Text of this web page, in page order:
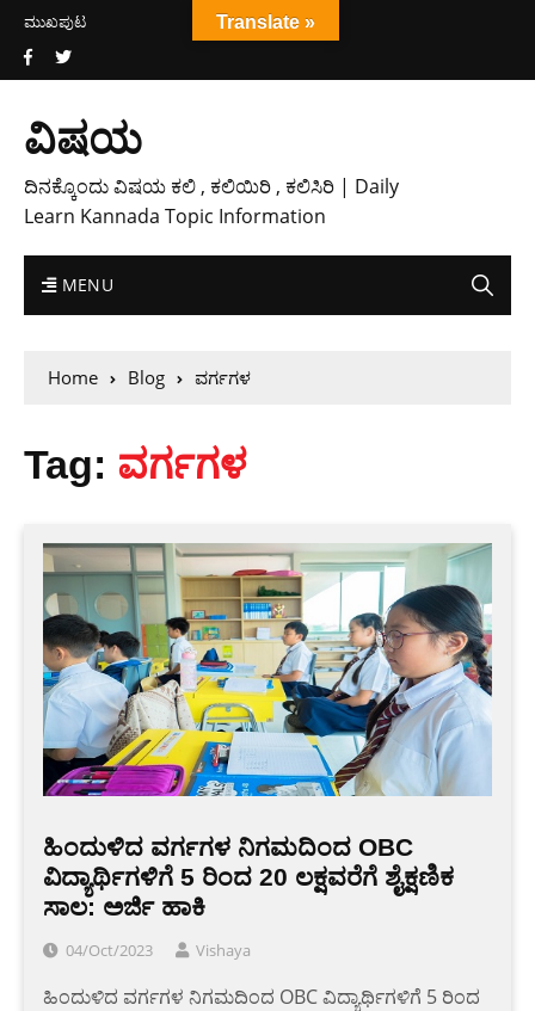
ಮುಖಪುಟ
ವಿಷಯ
ದಿನಕ್ಕೊಂದು ವಿಷಯ ಕಲಿ , ಕಲಿಯಿರಿ , ಕಲಿಸಿರಿ | Daily
Learn Kannada Topic Information
MENU
Home Blog ವರ್ಗಗಳ
Tag: ವರ್ಗಗಳ
ಹಿಂದುಳಿದ ವರ್ಗಗಳ ನಿಗಮದಿಂದ OBC
ವಿದ್ಯಾರ್ಥಿಗಳಿಗೆ 5 ರಿಂದ 20 ಲಕ್ಷವರೆಗೆ ಶೈಕ್ಷಣಿಕ
ಸಾಲ: ಅರ್ಜಿ ಹಾಕಿ
04/Oct/2023 Vishaya
ಹಿಂದುಳಿದ ವರ್ಗಗಳ ನಿಗಮದಿಂದ OBC ವಿದ್ಯಾರ್ಥಿಗಳಿಗೆ 5 ರಿಂದ
Translate »